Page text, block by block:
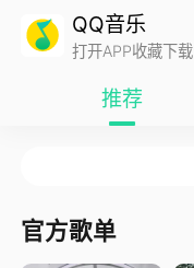
QQ音乐
打开APP收藏下载
推荐
官方歌单